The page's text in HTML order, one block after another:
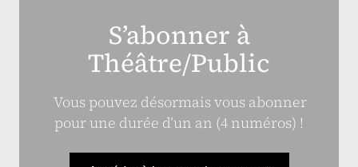
S’abonner à
Théâtre/Public
Vous pouvez désormais vous abonner
pour une durée d’un an (4 numéros) !